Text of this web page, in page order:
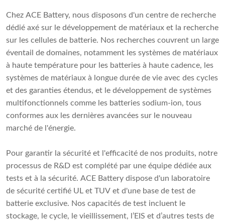
Chez ACE Battery, nous disposons d'un centre de recherche
dédié axé sur le développement de matériaux et la recherche
sur les cellules de batterie. Nos recherches couvrent un large
éventail de domaines, notamment les systèmes de matériaux
à haute température pour les batteries à haute cadence, les
systèmes de matériaux à longue durée de vie avec des cycles
et des garanties étendus, et le développement de systèmes
multifonctionnels comme les batteries sodium-ion, tous
conformes aux les dernières avancées sur le nouveau
marché de l'énergie.
Pour garantir la sécurité et l'efficacité de nos produits, notre
processus de R&D est complété par une équipe dédiée aux
tests et à la sécurité. ACE Battery dispose d'un laboratoire
de sécurité certifié UL et TUV et d'une base de test de
batterie exclusive. Nos capacités de test incluent le
stockage, le cycle, le vieillissement, l’EIS et d’autres tests de